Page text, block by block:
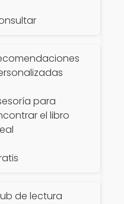
para
el libro
de lectura